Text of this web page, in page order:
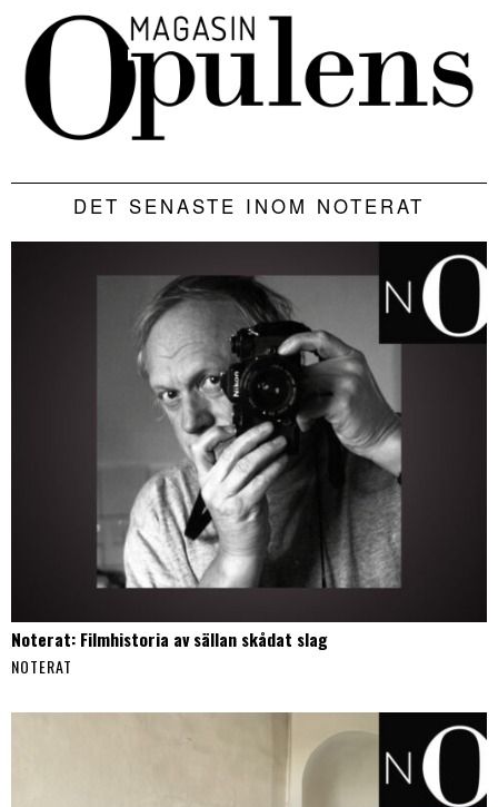
DET SENASTE INOM NOTERAT
Noterat: Filmhistoria av sällan skådat slag
NOTERAT